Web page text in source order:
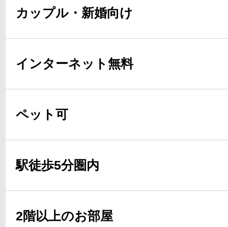
カップル・新婚向け
インターネット無料
ペット可
駅徒歩5分圏内
2階以上のお部屋